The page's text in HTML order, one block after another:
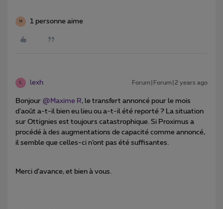
H 1 personne aime
L lexh Forum|Forum|2 years ago
Bonjour @Maxime R, le transfert annoncé pour le mois
d’août a-t-il bien eu lieu ou a-t-il été reporté ? La situation
sur Ottignies est toujours catastrophique. Si Proximus a
procédé à des augmentations de capacité comme annoncé,
il semble que celles-ci n’ont pas été suffisantes.
Merci d’avance, et bien à vous.